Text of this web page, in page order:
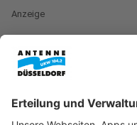
Anzeige
Für Autofahrerinnen
Auf der Oberkasseler